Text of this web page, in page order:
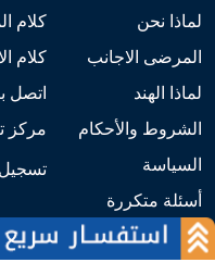
لماذا نحن
المرضى الاجانب
لماذا الهند
الشروط والأحكام
السياسة
أسئلة متكررة
كلام
كلام
اتصل
مركز